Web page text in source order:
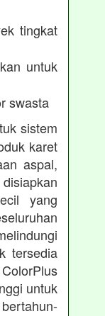
tingkat
untuk
swasta
sistem
karet
aspal,
yang
tersedia
untuk